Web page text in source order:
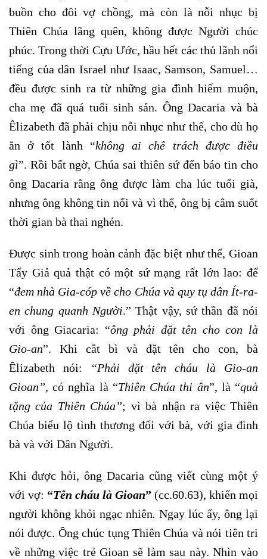
buồn cho đôi vợ chồng, mà còn là nỗi nhục bị
Thiên Chúa lãng quên, không được Người chúc
phúc. Trong thời Cựu Ước, hầu hết các thủ lãnh nổi
tiếng của dân Israel như Isaac, Samson, Samuel…
đều được sinh ra từ những gia đình hiếm muộn,
cha mẹ đã quá tuổi sinh sản. Ông Dacaria và bà
Êlizabeth đã phải chịu nỗi nhục như thế, cho dù họ
ăn ở tốt lành “không ai chê trách được điều
gì”. Rồi bất ngờ, Chúa sai thiên sứ đến báo tin cho
ông Dacaria rằng ông được làm cha lúc tuổi già,
nhưng ông không tin nổi và vì thế, ông bị câm suốt
thời gian bà thai nghén.
Được sinh trong hoàn cảnh đặc biệt như thế, Gioan
Tẩy Giả quả thật có một sứ mạng rất lớn lao: để
“đem nhà Gia-cóp về cho Chúa và quy tụ dân Ít-ra-
en chung quanh Người.” Thật vậy, sứ thần đã nói
với ông Giacaria: “ông phải đặt tên cho con là
Gio-an”. Khi cắt bì và đặt tên cho con, bà
Êlizabeth nói:
“Phải đặt tên cháu là Gio-an
Gioan”, có nghĩa là “Thiên Chúa thi ân”, là “quà
tặng của Thiên Chúa”; vì bà nhận ra việc Thiên
Chúa biểu lộ tình thương đối với bà, với gia đình
bà và với Dân Người.
Khi được hỏi, ông Dacaria cũng viết cùng một ý
với vợ: “Tên cháu là Gioan” (cc.60.63), khiến mọi
người không khỏi ngạc nhiên. Ngay lúc ấy, ông lại
nói được. Ông chúc tụng Thiên Chúa và nói tiên tri
về những việc trẻ Gioan sẽ làm sau này. Nhìn vào